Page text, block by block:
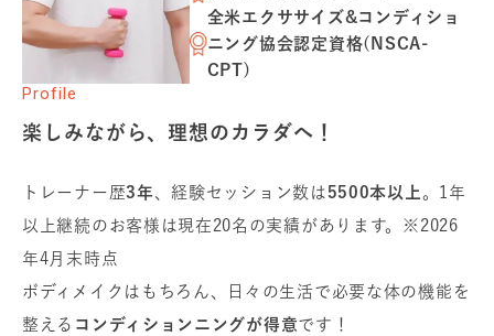
プログラム
よくあるご質問
全米エクササイズ&コンディショ
ニング協会認定資格(NSCA-
CPT)
Profile
楽しみながら、理想のカラダへ！
トレーナー歴3年 、経験セッション数は 5500本以上 。1年
以上継続のお客様は現在20名の実績があります。※2026
年4月末時点
ボディメイクはもちろん、日々の生活で必要な体の機能を
整える コンディションニングが得意です！